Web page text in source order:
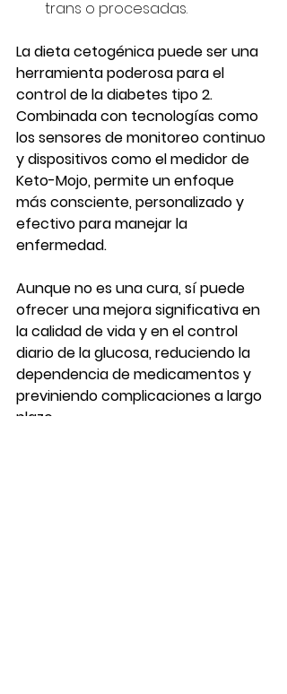
trans o procesadas.
La dieta cetogénica puede ser una
herramienta poderosa para el
control de la diabetes tipo 2.
Combinada con tecnologías como
los sensores de monitoreo continuo
y dispositivos como el medidor de
Keto-Mojo, permite un enfoque
más consciente, personalizado y
efectivo para manejar la
enfermedad.
Aunque no es una cura, sí puede
ofrecer una mejora significativa en
la calidad de vida y en el control
diario de la glucosa, reduciendo la
dependencia de medicamentos y
previniendo complicaciones a largo
plazo.